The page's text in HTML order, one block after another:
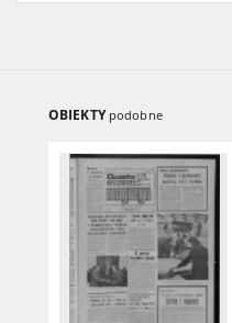
OBIEKTY podobne